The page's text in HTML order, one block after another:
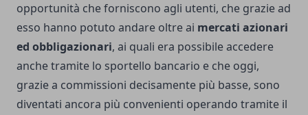
opportunità che forniscono agli utenti, che grazie ad
esso hanno potuto andare oltre ai mercati azionari
ed obbligazionari, ai quali era possibile accedere
anche tramite lo sportello bancario e che oggi,
grazie a commissioni decisamente più basse, sono
diventati ancora più convenienti operando tramite il